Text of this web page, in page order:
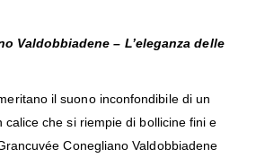
Valdobbiadene – L’eleganza delle
il suono inconfondibile di un
che si riempie di bollicine fini e
Conegliano Valdobbiadene